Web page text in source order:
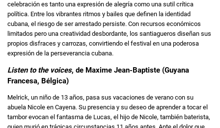
celebración es tanto una expresión de alegría como una sutil crítica
política. Entre los vibrantes ritmos y bailes que definen la identidad
cubana, el riesgo de ser arrestado persiste. Con recursos económicos
limitados pero una creatividad desbordante, los santiagueros diseñan sus
propios disfraces y carrozas, convirtiendo el festival en una poderosa
expresión de la perseverancia cubana.
Listen to the voices, de Maxime Jean-Baptiste (Guyana
Francesa, Bélgica)
Melrick, un niño de 13 años, pasa sus vacaciones de verano con su
abuela Nicole en Cayena. Su presencia y su deseo de aprender a tocar el
tambor evocan el fantasma de Lucas, el hijo de Nicole, también baterista,